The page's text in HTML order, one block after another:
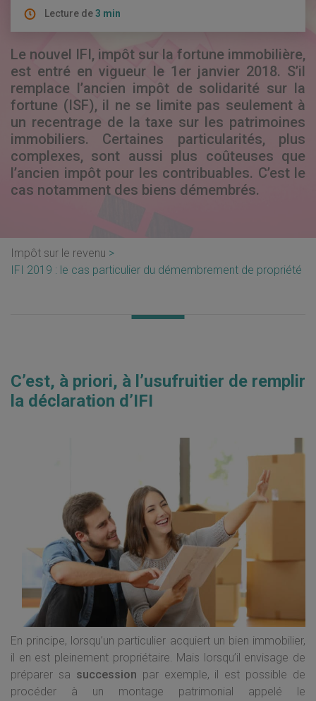
Lecture de3 min
Le nouvel IFI, impôt sur la fortune immobilière,
est entré en vigueur le 1er janvier 2018. S’il
remplace l’ancien impôt de solidarité sur la
fortune (ISF), il ne se limite pas seulement à
un recentrage de la taxe sur les patrimoines
immobiliers. Certaines particularités, plus
complexes, sont aussi plus coûteuses que
l’ancien impôt pour les contribuables. C’est le
cas notamment des biens démembrés.
Impôt sur le revenu
IFI 2019 : le cas particulier du démembrement de propriété
C’est, à priori, à l’usufruitier de remplir
la déclaration d’IFI
En principe, lorsqu’un particulier acquiert un bien immobilier,
il en est pleinement propriétaire. Mais lorsqu’il envisage de
préparer sa succession par exemple, il est possible de
procéder à un montage patrimonial appelé le